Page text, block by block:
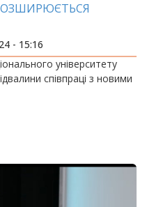
- 15:16
університету
співпраці з новими